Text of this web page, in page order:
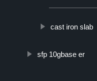
cast iron slab
sfp 10gbase er